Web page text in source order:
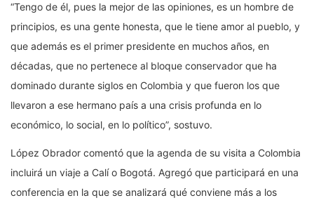
“Tengo de él, pues la mejor de las opiniones, es un hombre de
principios, es una gente honesta, que le tiene amor al pueblo, y
que además es el primer presidente en muchos años, en
décadas, que no pertenece al bloque conservador que ha
dominado durante siglos en Colombia y que fueron los que
llevaron a ese hermano país a una crisis profunda en lo
económico, lo social, en lo político”, sostuvo.
López Obrador comentó que la agenda de su visita a Colombia
incluirá un viaje a Calí o Bogotá. Agregó que participará en una
conferencia en la que se analizará qué conviene más a los